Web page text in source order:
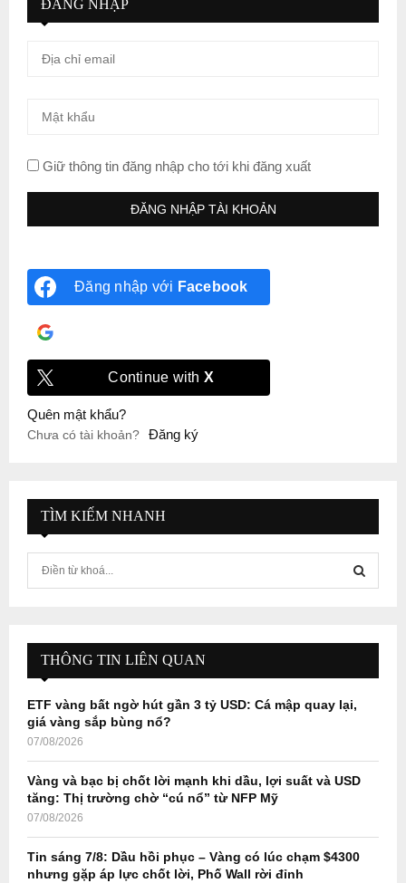
ĐĂNG NHẬP
Giữ thông tin đăng nhập cho tới khi đăng xuất
Đăng nhập với Facebook
Continue with X
Quên mật khẩu?
Chưa có tài khoản? Đăng ký
TÌM KIẾM NHANH
f
r
:
E
A
R
H
THÔNG TIN LIÊN QUAN
ETF vàng bất ngờ hút gần 3 tỷ USD: Cá mập quay lại,
giá vàng sắp bùng nổ?
07/08/2026
Vàng và bạc bị chốt lời mạnh khi dầu, lợi suất và USD
tăng: Thị trường chờ “cú nổ” từ NFP Mỹ
07/08/2026
Tin sáng 7/8: Dầu hồi phục – Vàng có lúc chạm $4300
nhưng gặp áp lực chốt lời, Phố Wall rời đỉnh